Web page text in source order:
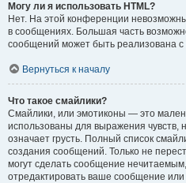
Могу ли я использовать HTML?
Нет. На этой конференции
в сообщениях. Большая часть
сообщений может быть реализована
Вернуться к началу
Что такое смайлики?
Смайлики, или эмотиконы — это
использованы для выражения чувств,
означает грусть. Полный список
создания сообщений. Только не
могут сделать сообщение
отредактировать ваше сообщение